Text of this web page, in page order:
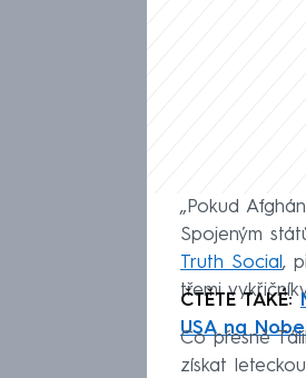
„Pokud
Spojeným
Truth Social ,
třemi
ČTĚTE TAKÉ:
USA na
Co přesně
získat